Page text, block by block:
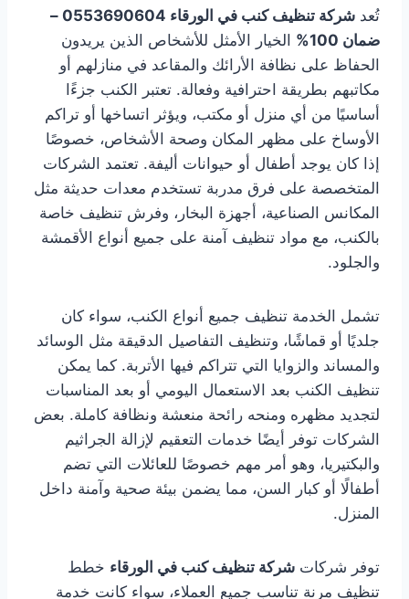
تُعد
شركة تنظيف كنب في الورقاء 0553690604 –
ضمان 100%
الخيار الأمثل للأشخاص الذين يريدون
الحفاظ على نظافة الأرائك والمقاعد في منازلهم أو
مكاتبهم بطريقة احترافية وفعالة. تعتبر الكنب جزءًا
أساسيًا من أي منزل أو مكتب، ويؤثر اتساخها أو تراكم
الأوساخ على مظهر المكان وصحة الأشخاص، خصوصًا
إذا كان يوجد أطفال أو حيوانات أليفة. تعتمد الشركات
المتخصصة على فرق مدربة تستخدم معدات حديثة مثل
المكانس الصناعية، أجهزة البخار، وفرش تنظيف خاصة
بالكنب، مع مواد تنظيف آمنة على جميع أنواع الأقمشة
والجلود.
تشمل الخدمة تنظيف جميع أنواع الكنب، سواء كان
جلديًا أو قماشًا، وتنظيف التفاصيل الدقيقة مثل الوسائد
والمساند والزوايا التي تتراكم فيها الأتربة. كما يمكن
تنظيف الكنب بعد الاستعمال اليومي أو بعد المناسبات
لتجديد مظهره ومنحه رائحة منعشة ونظافة كاملة. بعض
الشركات توفر أيضًا خدمات التعقيم لإزالة الجراثيم
والبكتيريا، وهو أمر مهم خصوصًا للعائلات التي تضم
أطفالًا أو كبار السن، مما يضمن بيئة صحية وآمنة داخل
المنزل.
توفر شركات شركة تنظيف كنب في الورقاء خطط
تنظيف مرنة تناسب جميع العملاء، سواء كانت خدمة